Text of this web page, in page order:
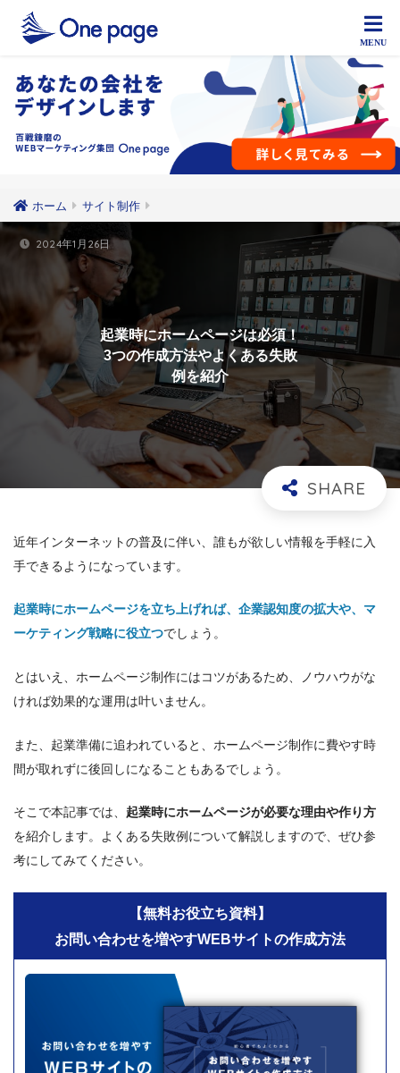
ホーム サイト制作
起業時にホームページは必須！
3つの作成方法やよくある失敗
例を紹介
2024年1月26日
近年インターネットの普及に伴い、誰もが欲しい情報を手軽に入
手できるようになっています。
起業時にホームページを立ち上げれば、企業認知度の拡大や、マ
ーケティング戦略に役立つでしょう。
とはいえ、ホームページ制作にはコツがあるため、ノウハウがな
ければ効果的な運用は叶いません。
また、起業準備に追われていると、ホームページ制作に費やす時
間が取れずに後回しになることもあるでしょう。
そこで本記事では、 起業時にホームページが必要な理由や作り方
を紹介します。よくある失敗例について解説しますので、ぜひ参
考にしてみてください。
【無料お役立ち資料】
お問い合わせを増やすWEBサイトの作成方法